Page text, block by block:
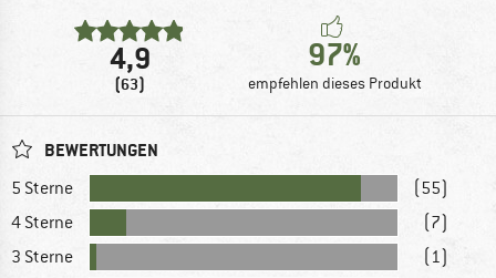
4,9
(63)
97%
empfehlen dieses Produkt
BEWERTUNGEN
5 Sterne
(55)
4 Sterne
(7)
3 Sterne
(1)